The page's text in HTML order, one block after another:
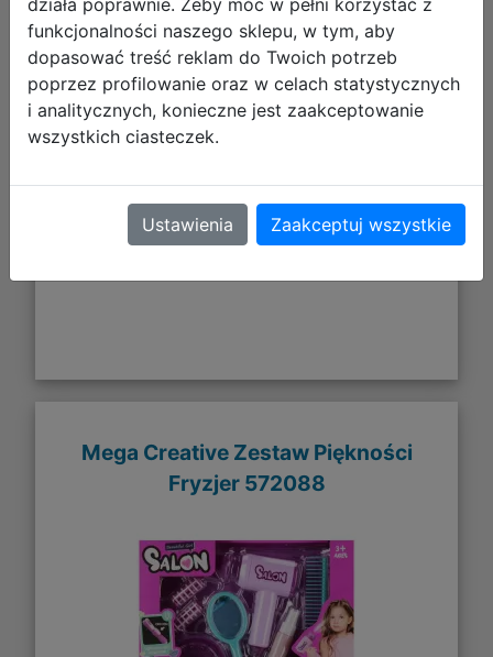
9,94 zł
Galeria zdjęć
Mega Creative Zestaw Piękności
Fryzjer 572088
funkcjonalności naszego sklepu, w tym, aby
dopasować treść reklam do Twoich potrzeb
poprzez profilowanie oraz w celach statystycznych
i analitycznych, konieczne jest zaakceptowanie
wszystkich ciasteczek.
Ustawienia Zaakceptuj wszystkie